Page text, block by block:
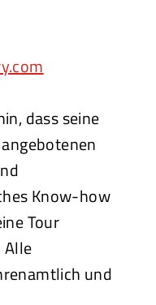
dass seine
Know-how
Tour
Alle
und